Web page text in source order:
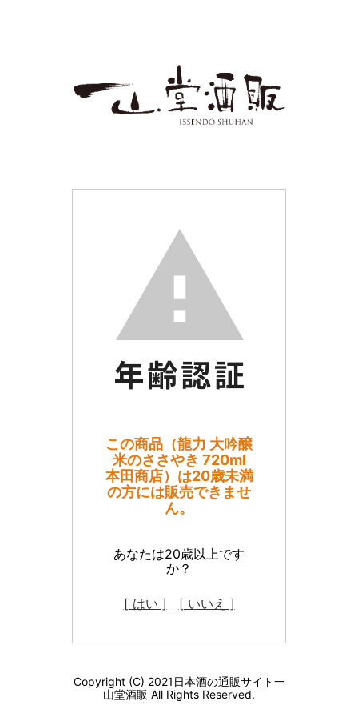
この商品（龍力 大吟醸
米のささやき 720ml
本田商店）は20歳未満
の方には販売できませ
ん。
あなたは20歳以上です
か？
[ はい ] [ いいえ ]
Copyright (C) 2021日本酒の通販サイト一
山堂酒販 All Rights Reserved.